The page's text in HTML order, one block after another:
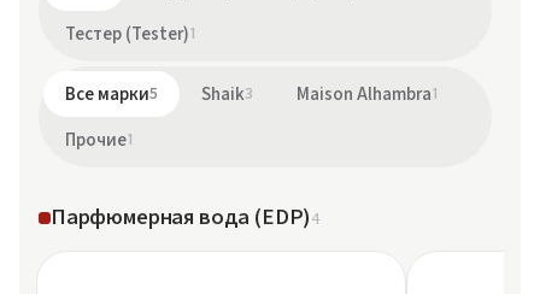
Тестер (Tester)1
Все марки5 Shaik3 Maison Alhambra1
Прочие1
Парфюмерная вода (EDP)4